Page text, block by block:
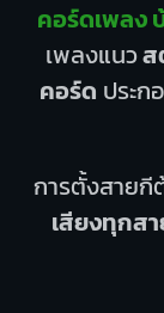
คอร์ดเพลง
เพลงแนวส
คอร์ด ประก
การตั้งสายกี
เสียงทุกส